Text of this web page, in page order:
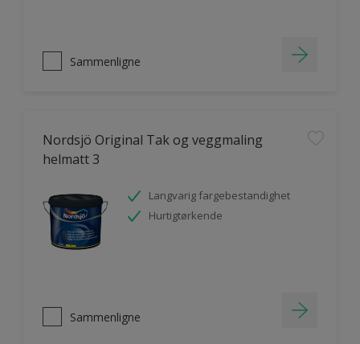
Sammenligne
Nordsjö Original Tak og veggmaling
helmatt 3
Langvarig fargebestandighet
Hurtigtørkende
Sammenligne